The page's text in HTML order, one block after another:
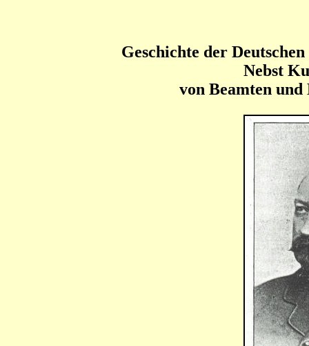
Geschichte der
Nebst
von Beamten